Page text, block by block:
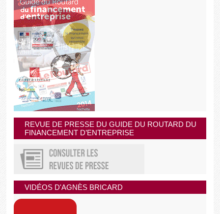
REVUE DE PRESSE DU GUIDE DU ROUTARD DU
FINANCEMENT D’ENTREPRISE
VIDÉOS D'AGNÈS BRICARD